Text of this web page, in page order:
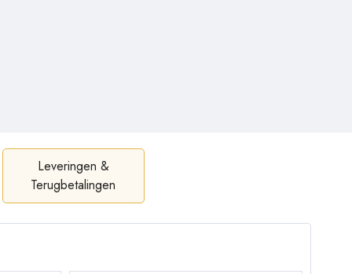
Leveringen &
Terugbetalingen